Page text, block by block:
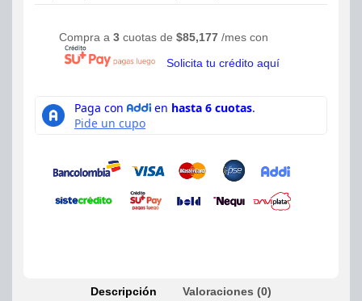
Compra a 3 cuotas de $85,177 /mes con
Solicita tu crédito aquí
Descripción Valoraciones (0)